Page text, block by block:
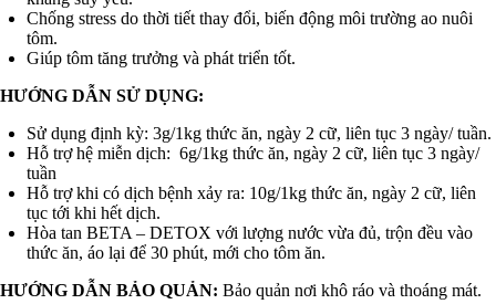
Chống stress do thời tiết thay đổi, biến động môi trường ao nuôi
tôm.
Giúp tôm tăng trưởng và phát triển tốt.
HƯỚNG DẪN SỬ DỤNG:
Sử dụng định kỳ: 3g/1kg thức ăn, ngày 2 cữ, liên tục 3 ngày/ tuần.
Hỗ trợ hệ miễn dịch: 6g/1kg thức ăn, ngày 2 cữ, liên tục 3 ngày/
tuần
Hỗ trợ khi có dịch bệnh xảy ra: 10g/1kg thức ăn, ngày 2 cữ, liên
tục tới khi hết dịch.
Hòa tan BETA – DETOX với lượng nước vừa đủ, trộn đều vào
thức ăn, áo lại để 30 phút, mới cho tôm ăn.
HƯỚNG DẪN BẢO QUẢN: Bảo quản nơi khô ráo và thoáng mát.